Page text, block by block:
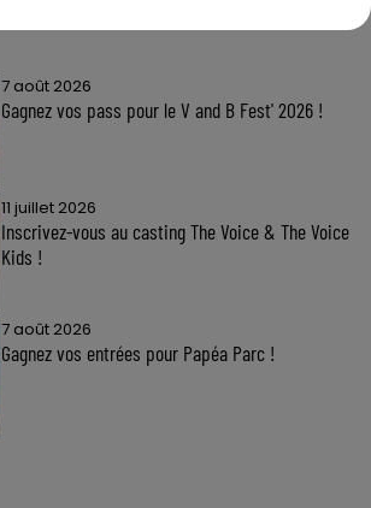
7 août 2026
Gagnez vos pass pour le V and B Fest' 2026 !
11 juillet 2026
Inscrivez-vous au casting The Voice & The Voice
Kids !
7 août 2026
Gagnez vos entrées pour Papéa Parc !